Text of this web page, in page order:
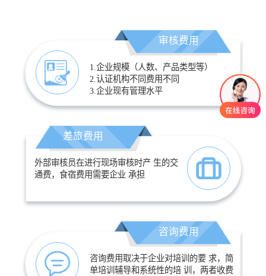
审核费用
1.企业规模（人数、产品类型等）
2.认证机构不同费用不同
3.企业现有管理水平
差旅费用
外部审核员在进行现场审核时产 生的交
通费，食宿费用需要企业 承担
咨询费用
咨询费用取决于企业对培训的要 求，简
单培训辅导和系统性的培 训，两者收费